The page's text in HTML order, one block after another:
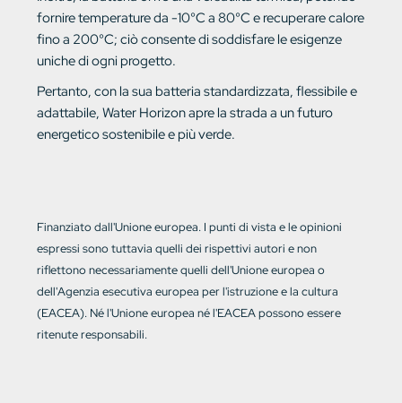
fornire temperature da -10°C a 80°C e recuperare calore
fino a 200°C; ciò consente di soddisfare le esigenze
uniche di ogni progetto.
Pertanto, con la sua batteria standardizzata, flessibile e
adattabile, Water Horizon apre la strada a un futuro
energetico sostenibile e più verde.
Finanziato dall'Unione europea. I punti di vista e le opinioni
espressi sono tuttavia quelli dei rispettivi autori e non
riflettono necessariamente quelli dell'Unione europea o
dell'Agenzia esecutiva europea per l'istruzione e la cultura
(EACEA). Né l'Unione europea né l'EACEA possono essere
ritenute responsabili.